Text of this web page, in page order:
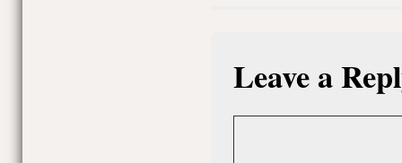
Leave a